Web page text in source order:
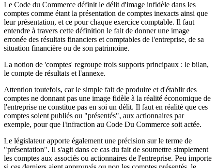
Le Code du Commerce définit le délit d'image infidèle dans les
comptes comme étant la présentation de comptes inexacts ainsi que
leur présentation, et ce pour chaque exercice comptable. Il faut
entendre à travers cette définition le fait de donner une image
erronée des résultats financiers et comptables de l'entreprise, de sa
situation financière ou de son patrimoine.
La notion de 'comptes' regroupe trois supports principaux : le bilan,
le compte de résultats et l'annexe.
Attention toutefois, car le simple fait de produire et d'établir des
comptes ne donnant pas une image fidèle à la réalité économique de
l'entreprise ne constitue pas en soi un délit. Il faut en réalité que ces
comptes soient publiés ou "présentés", aux actionnaires par
exemple, pour que l'infraction au Code Du Commerce soit actée.
Le législateur apporte également une précision sur le terme de
"présentation". Il s'agit dans ce cas du fait de soumettre simplement
les comptes aux associés ou actionnaires de l'entreprise. Peu importe